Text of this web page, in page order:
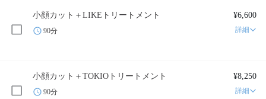
小顔カット＋LIKEトリートメント ¥6,600
90分 詳細
小顔カット＋TOKIOトリートメント ¥8,250
90分 詳細